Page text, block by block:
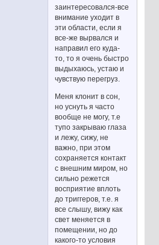
заинтересовался-все
внимание уходит в
эти области, если я
все-же вырвался и
направил его куда-
то, то я очень быстро
выдыхаюсь, устаю и
чувствую перегруз.
Меня клонит в сон,
но уснуть я часто
вообще не могу, т.е
тупо закрываю глаза
и лежу, сижу, не
важно, при этом
сохраняется контакт
с внешним миром, но
сильно режется
восприятие вплоть
до триггеров, т.е. я
все слышу, вижу как
свет меняется в
помещении, но до
какого-то условия